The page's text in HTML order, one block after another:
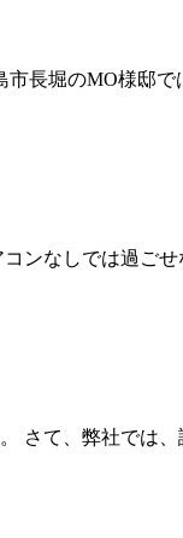
長堀のMO様邸
ンなしでは過ご
さて、弊社では